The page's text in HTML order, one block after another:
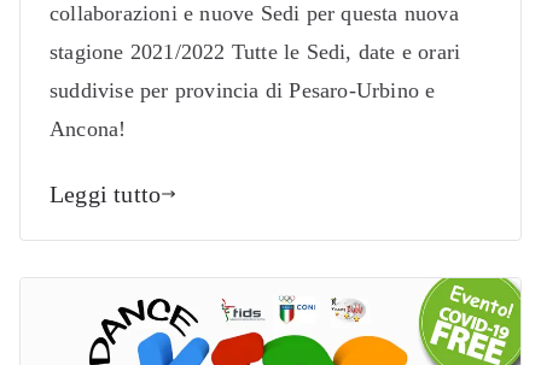
collaborazioni e nuove Sedi per questa nuova
stagione 2021/2022 Tutte le Sedi, date e orari
suddivise per provincia di Pesaro-Urbino e
Ancona!
Leggi tutto